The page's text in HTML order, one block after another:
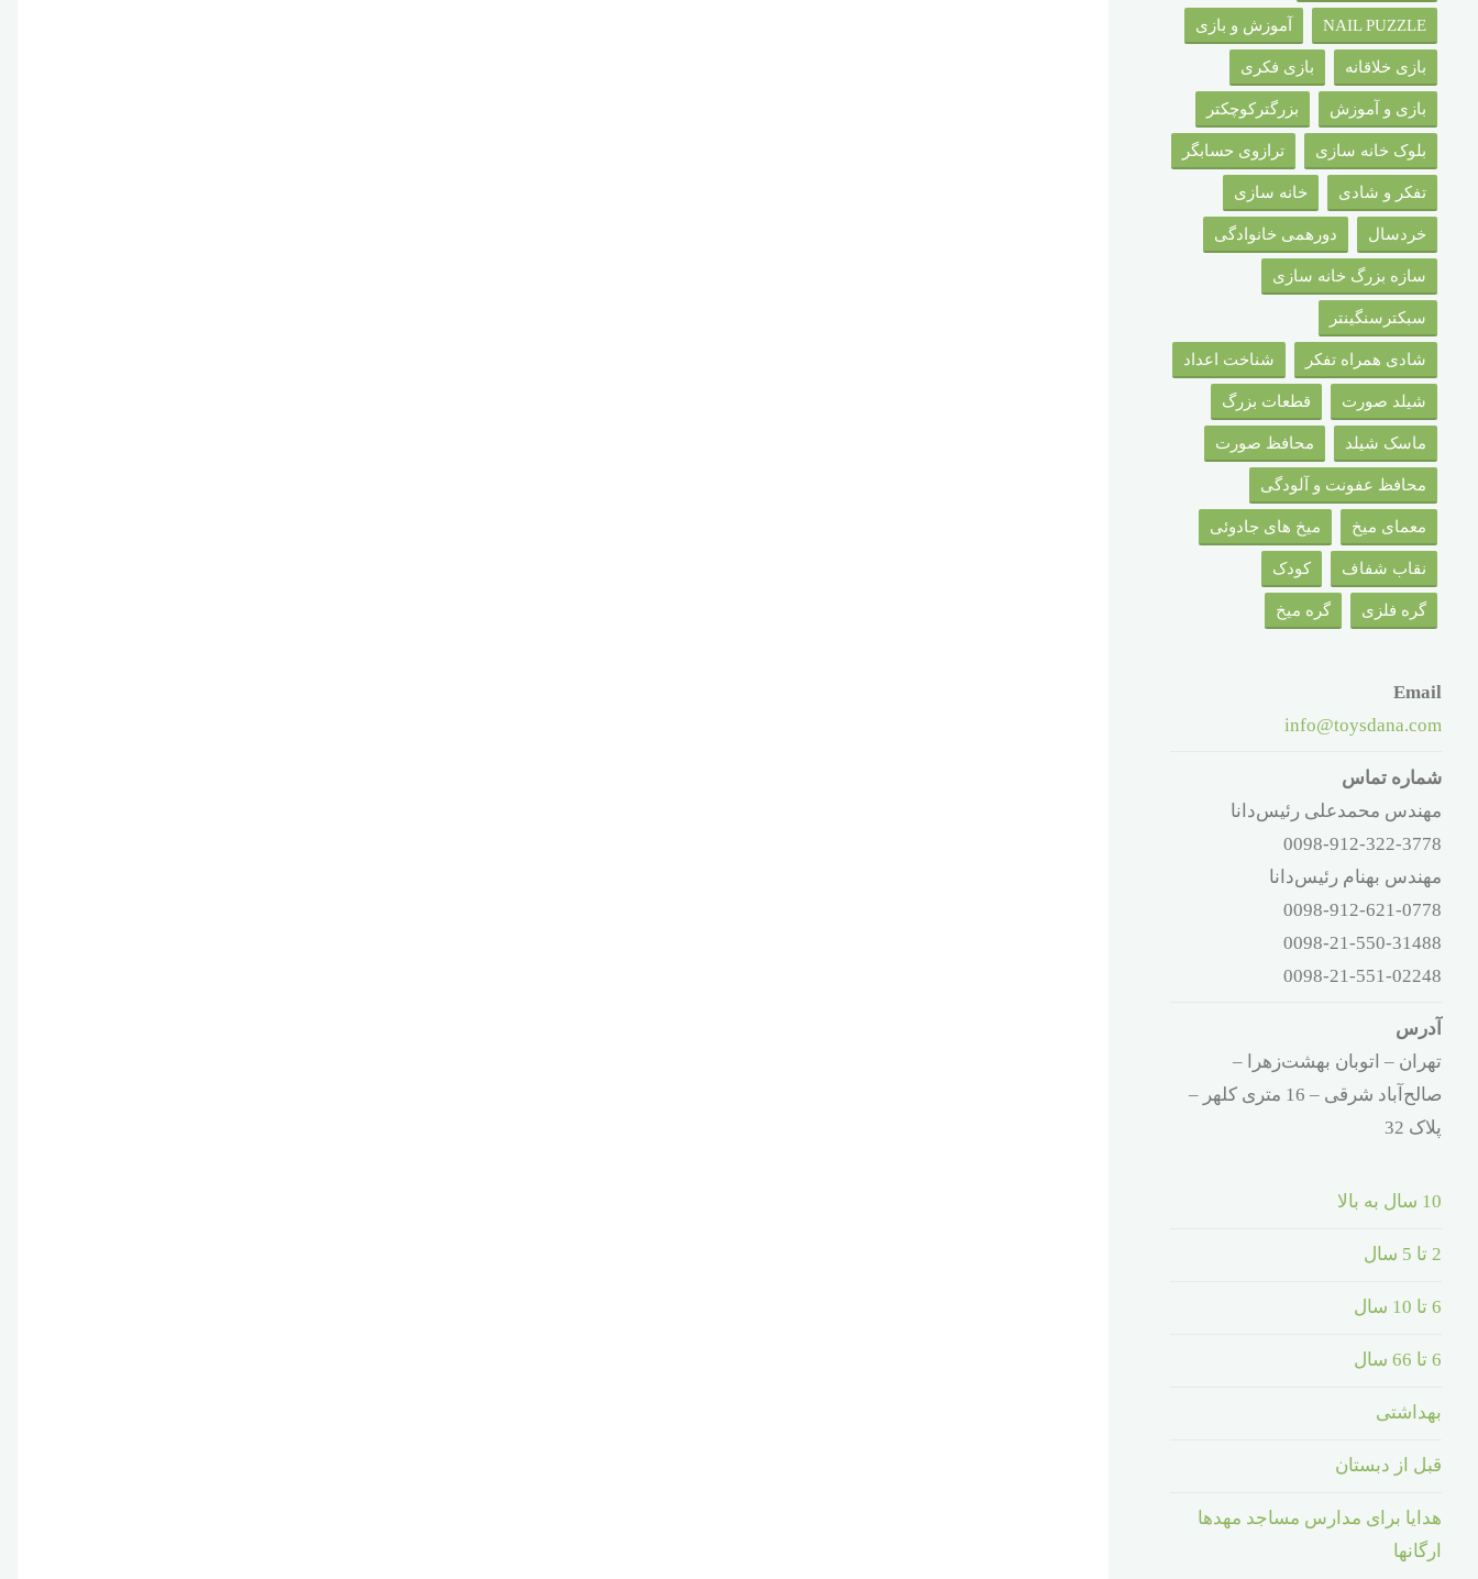
NAIL PUZZLE آموزش و بازی
بازی خلاقانه بازی فکری
بازی و آموزش بزرگترکوچکتر
بلوک خانه سازی ترازوی حسابگر
تفکر و شادی خانه سازی
خردسال دورهمی خانوادگی
سازه بزرگ خانه سازی
سبکترسنگینتر
شادی همراه تفکر شناخت اعداد
شیلد صورت قطعات بزرگ
ماسک شیلد محافظ صورت
محافظ عفونت و آلودگی
معمای میخ میخ های جادوئی
نقاب شفاف کودک
گره فلزی گره میخ
Email
info@toysdana.com
شماره تماس
مهندس محمدعلی رئیس‌دانا
0098-912-322-3778
مهندس بهنام رئیس‌دانا
0098-912-621-0778
0098-21-550-31488
0098-21-551-02248
آدرس
تهران – اتوبان بهشت‌زهرا –
صالح‌آباد شرقی – 16 متری کلهر –
پلاک 32
10 سال به بالا
2 تا 5 سال
6 تا 10 سال
6 تا 66 سال
بهداشتی
قبل از دبستان
هدایا برای مدارس مساجد مهدها
ارگانها